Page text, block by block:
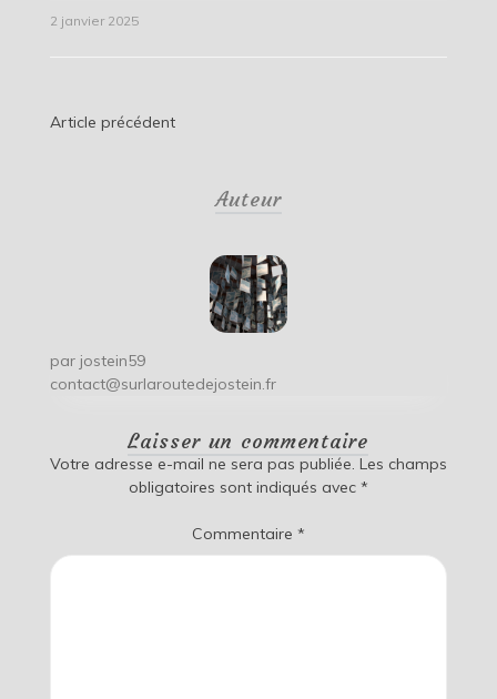
2 janvier 2025
Navigation
Article précédent
Auteur
par jostein59
contact@surlaroutedejostein.fr
Laisser un commentaire
Votre adresse e-mail ne sera pas publiée. Les champs
obligatoires sont indiqués avec *
Commentaire *